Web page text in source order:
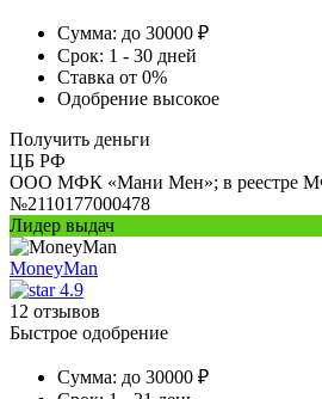
Сумма: до 30000 ₽
Срок: 1 - 30 дней
Ставка от 0%
Одобрение высокое
Получить деньги
ЦБ РФ
ООО МФК «Мани Мен»; в реестре
№2110177000478
Лидер выдач
MoneyMan
4.9
12 отзывов
Быстрое одобрение
Сумма: до 30000 ₽